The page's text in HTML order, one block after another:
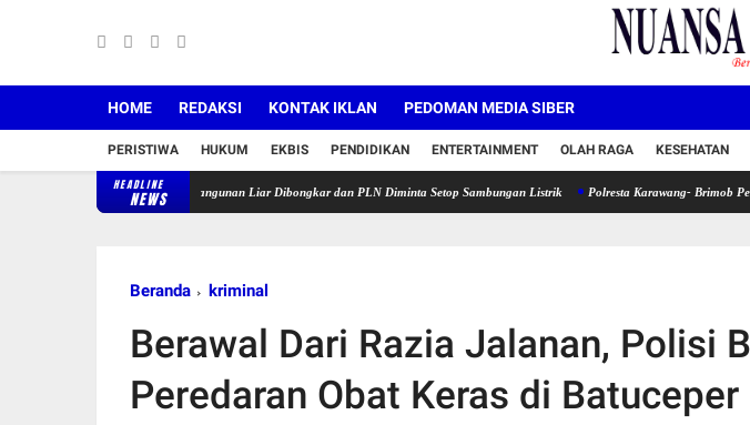
HOME REDAKSI KONTAK IKLAN PEDOMAN MEDIA SIBER
PERISTIWA HUKUM EKBIS PENDIDIKAN ENTERTAINMENT OLAH RAGA KESEHATAN
HEADLINE
NEWS
Dibersihkan Total, 90 Bangunan Liar Dibongkar dan PLN Diminta Setop Sambungan Listrik Polresta Karawang- Brimob Perkuat
Beranda kriminal
Berawal Dari Razia Jalanan, Polisi
Peredaran Obat Keras di Batuceper